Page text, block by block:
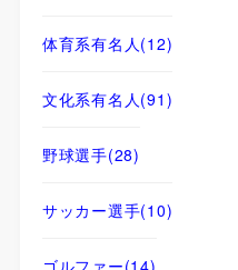
体育系有名人 (12)
文化系有名人 (91)
野球選手(28)
サッカー選手(10)
ゴルファー(14)